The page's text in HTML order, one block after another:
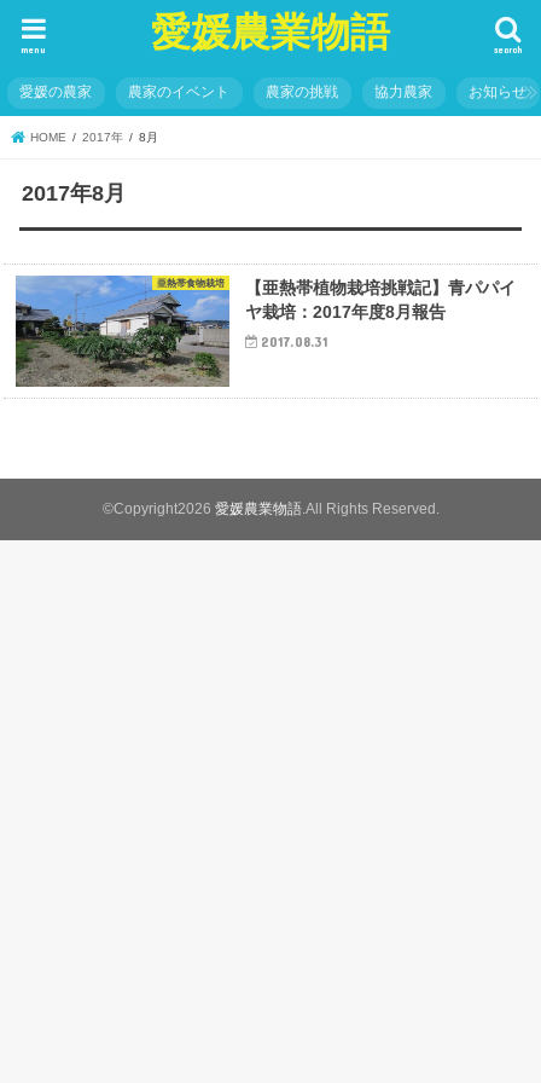
愛媛農業物語 search
menu
愛媛の農家 農家のイベント 農家の挑戦 協力農家 お知らせ
HOME 2017年 8月
2017年8月
亜熱帯食物栽培
【亜熱帯植物栽培挑戦記】青パパイ
ヤ栽培：2017年度8月報告
2017.08.31
©Copyright2026 愛媛農業物語.All Rights Reserved.